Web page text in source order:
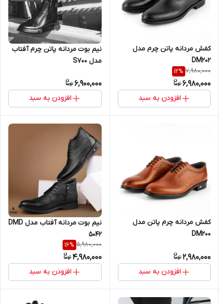
کفش مردانه پاتن چرم مدل
DM202
7,980,000
12%
6,980,000
افزودن به سبد
نیم بوت مردانه پاتن چرم آفتاب
مدل S700
6,900,000
افزودن به سبد
کفش مردانه چرم پاتن مدل
DM200
2,980,000
افزودن به سبد
نیم بوت مردانه آفتاب مدل DMD
5042
5,980,000
16%
4,980,000
افزودن به سبد